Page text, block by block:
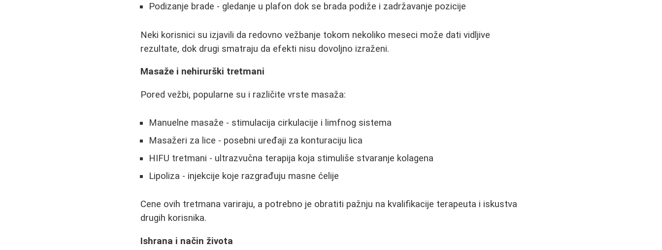
Podizanje brade - gledanje u plafon dok se brada podiže i zadržavanje pozicije
Neki korisnici su izjavili da redovno vežbanje tokom nekoliko meseci može dati vidljive
rezultate, dok drugi smatraju da efekti nisu dovoljno izraženi.
Masaže i nehirurški tretmani
Pored vežbi, popularne su i različite vrste masaža:
Manuelne masaže - stimulacija cirkulacije i limfnog sistema
Masažeri za lice - posebni uređaji za konturaciju lica
HIFU tretmani - ultrazvučna terapija koja stimuliše stvaranje kolagena
Lipoliza - injekcije koje razgrađuju masne ćelije
Cene ovih tretmana variraju, a potrebno je obratiti pažnju na kvalifikacije terapeuta i iskustva
drugih korisnika.
Ishrana i način života